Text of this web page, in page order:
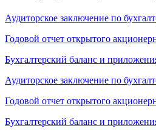
Аудиторское заключение по
Годовой отчет открытого
Бухгалтерский баланс и
Аудиторское заключение по
Годовой отчет открытого
Бухгалтерский баланс и